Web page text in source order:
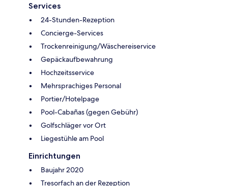
Services
24-Stunden-Rezeption
Concierge-Services
Trockenreinigung/Wäschereiservice
Gepäckaufbewahrung
Hochzeitsservice
Mehrsprachiges Personal
Portier/Hotelpage
Pool-Cabañas (gegen Gebühr)
Golfschläger vor Ort
Liegestühle am Pool
Einrichtungen
Baujahr 2020
Tresorfach an der Rezeption